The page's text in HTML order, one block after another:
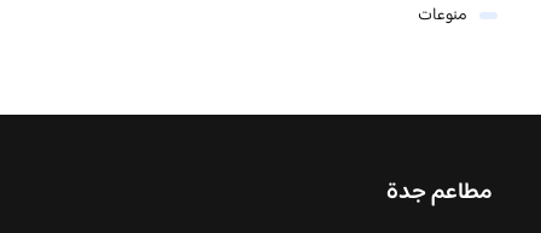
منوعات
مطاعم جدة